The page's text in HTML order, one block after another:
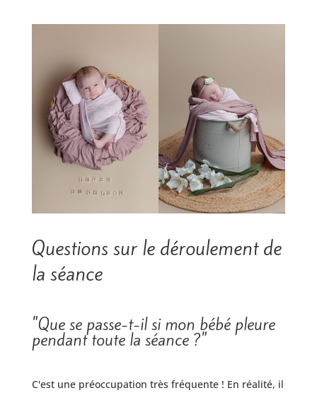
Questions sur le déroulement de
la séance
"Que se passe-t-il si mon bébé pleure
pendant toute la séance ?"
C'est une préoccupation très fréquente ! En réalité, il